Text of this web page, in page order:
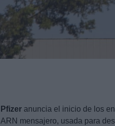
Pfizer anuncia el inicio de los
ARN mensajero, usada para